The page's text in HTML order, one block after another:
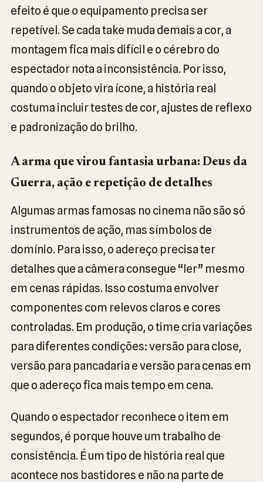
efeito é que o equipamento precisa ser
repetível. Se cada take muda demais a cor, a
montagem fica mais difícil e o cérebro do
espectador nota a inconsistência. Por isso,
quando o objeto vira ícone, a história real
costuma incluir testes de cor, ajustes de reflexo
e padronização do brilho.
A arma que virou fantasia urbana: Deus da
Guerra, ação e repetição de detalhes
Algumas armas famosas no cinema não são só
instrumentos de ação, mas símbolos de
domínio. Para isso, o adereço precisa ter
detalhes que a câmera consegue “ler” mesmo
em cenas rápidas. Isso costuma envolver
componentes com relevos claros e cores
controladas. Em produção, o time cria variações
para diferentes condições: versão para close,
versão para pancadaria e versão para cenas em
que o adereço fica mais tempo em cena.
Quando o espectador reconhece o item em
segundos, é porque houve um trabalho de
consistência. É um tipo de história real que
acontece nos bastidores e não na parte de